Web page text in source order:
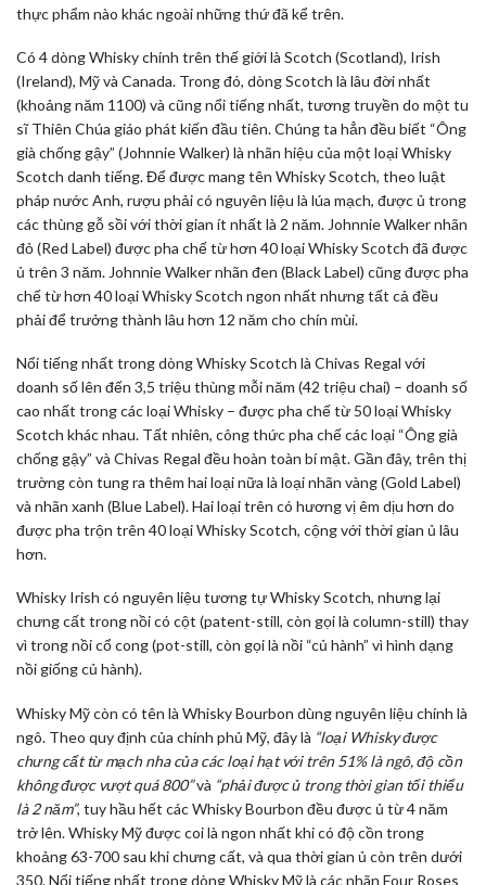
thực phẩm nào khác ngoài những thứ đã kể trên.
Có 4 dòng Whisky chính trên thế giới là Scotch (Scotland), Irish
(Ireland), Mỹ và Canada. Trong đó, dòng Scotch là lâu đời nhất
(khoảng năm 1100) và cũng nổi tiếng nhất, tương truyền do một tu
sĩ Thiên Chúa giáo phát kiến đầu tiên. Chúng ta hẳn đều biết “Ông
già chống gậy” (Johnnie Walker) là nhãn hiệu của một loại Whisky
Scotch danh tiếng. Để được mang tên Whisky Scotch, theo luật
pháp nước Anh, rượu phải có nguyên liệu là lúa mạch, được ủ trong
các thùng gỗ sồi với thời gian ít nhất là 2 năm. Johnnie Walker nhãn
đỏ (Red Label) được pha chế từ hơn 40 loại Whisky Scotch đã được
ủ trên 3 năm. Johnnie Walker nhãn đen (Black Label) cũng được pha
chế từ hơn 40 loại Whisky Scotch ngon nhất nhưng tất cả đều
phải để trưởng thành lâu hơn 12 năm cho chín mùi.
Nổi tiếng nhất trong dòng Whisky Scotch là Chivas Regal với
doanh số lên đến 3,5 triệu thùng mỗi năm (42 triệu chai) – doanh số
cao nhất trong các loại Whisky – được pha chế từ 50 loại Whisky
Scotch khác nhau. Tất nhiên, công thức pha chế các loại “Ông già
chống gậy” và Chivas Regal đều hoàn toàn bí mật. Gần đây, trên thị
trường còn tung ra thêm hai loại nữa là loại nhãn vàng (Gold Label)
và nhãn xanh (Blue Label). Hai loại trên có hương vị êm dịu hơn do
được pha trộn trên 40 loại Whisky Scotch, cộng với thời gian ủ lâu
hơn.
Whisky Irish có nguyên liệu tương tự Whisky Scotch, nhưng lại
chưng cất trong nồi có cột (patent-still, còn gọi là column-still) thay
vì trong nồi cổ cong (pot-still, còn gọi là nồi “củ hành” vì hình dạng
nồi giống củ hành).
Whisky Mỹ còn có tên là Whisky Bourbon dùng nguyên liệu chính là
ngô. Theo quy định của chính phủ Mỹ, đây là “loại Whisky được
chưng cất từ mạch nha của các loại hạt với trên 51% là ngô, độ cồn
không được vượt quá 800”và “phải được ủ trong thời gian tối thiểu
là 2 năm”, tuy hầu hết các Whisky Bourbon đều được ủ từ 4 năm
trở lên. Whisky Mỹ được coi là ngon nhất khi có độ cồn trong
khoảng 63-700 sau khi chưng cất, và qua thời gian ủ còn trên dưới
350. Nổi tiếng nhất trong dòng Whisky Mỹ là các nhãn Four Roses